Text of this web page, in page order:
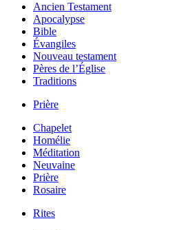
Ancien Testament
Apocalypse
Bible
Évangiles
Nouveau testament
Pères de l’Église
Traditions
Prière
Chapelet
Homélie
Méditation
Neuvaine
Prière
Rosaire
Rites